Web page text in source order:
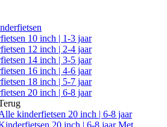
10 inch | 1-3 jaar
12 inch | 2-4 jaar
14 inch | 3-5 jaar
16 inch | 4-6 jaar
18 inch | 5-7 jaar
20 inch | 6-8 jaar
kinderfietsen 20 inch | 6-8 jaar
20 inch | 6-8 jaar Met